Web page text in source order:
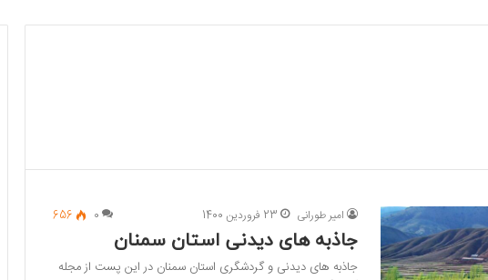
امیر طورانی 23 فروردین 1400 0
656
جاذبه های دیدنی استان سمنان
جاذبه های دیدنی و گردشگری استان سمنان در این پست از مجله